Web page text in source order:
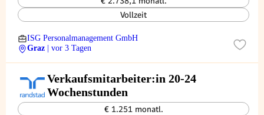
Vollzeit
ISG Personalmanagement GmbH
Graz
| vor 3 Tagen
Verkaufsmitarbeiter:in 20-24
Wochenstunden
€ 1.251 monatl.